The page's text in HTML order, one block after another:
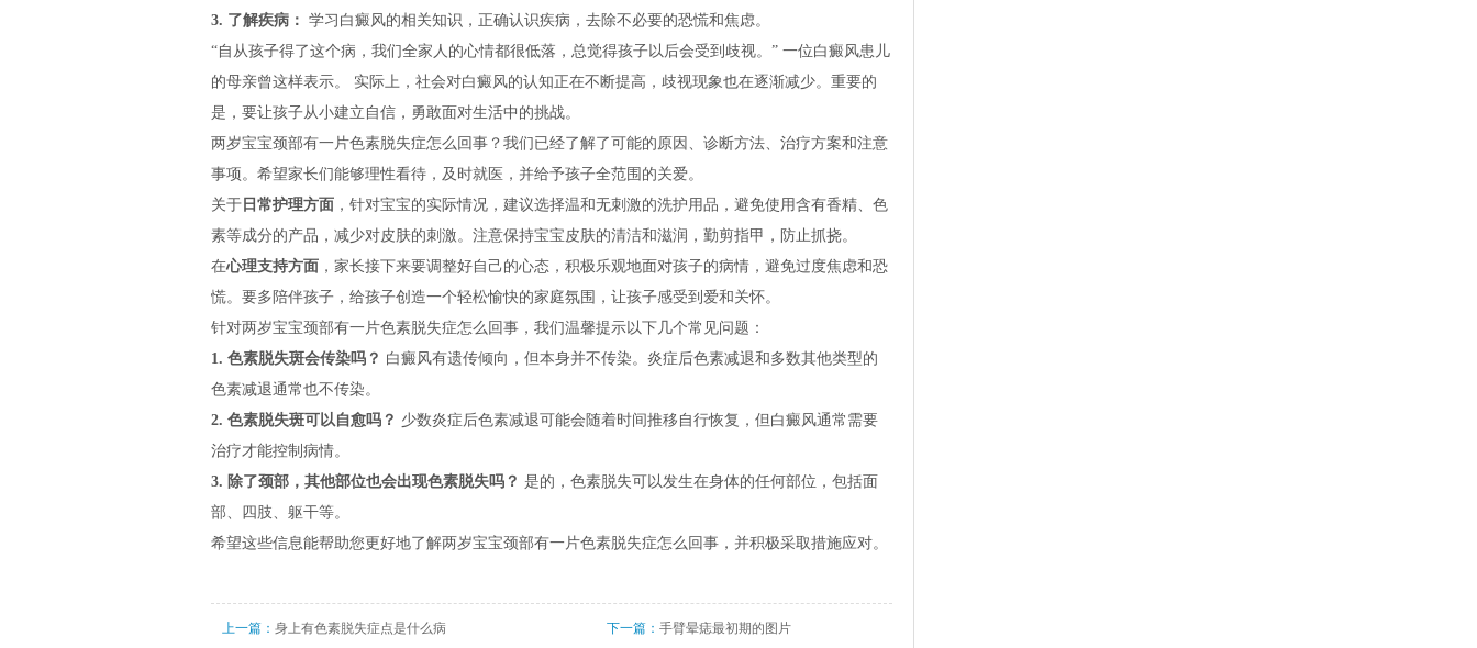
3. 了解疾病： 学习白癜风的相关知识，正确认识疾病，去除不必要的恐慌和焦虑。
“自从孩子得了这个病，我们全家人的心情都很低落，总觉得孩子以后会受到歧视。” 一位白癜风患儿
的母亲曾这样表示。 实际上，社会对白癜风的认知正在不断提高，歧视现象也在逐渐减少。重要的
是，要让孩子从小建立自信，勇敢面对生活中的挑战。
两岁宝宝颈部有一片色素脱失症怎么回事？我们已经了解了可能的原因、诊断方法、治疗方案和注意
事项。希望家长们能够理性看待，及时就医，并给予孩子全范围的关爱。
关于 日常护理方面 ，针对宝宝的实际情况，建议选择温和无刺激的洗护用品，避免使用含有香精、色
素等成分的产品，减少对皮肤的刺激。注意保持宝宝皮肤的清洁和滋润，勤剪指甲，防止抓挠。
在心理支持方面 ，家长接下来要调整好自己的心态，积极乐观地面对孩子的病情，避免过度焦虑和恐
慌。要多陪伴孩子，给孩子创造一个轻松愉快的家庭氛围，让孩子感受到爱和关怀。
针对两岁宝宝颈部有一片色素脱失症怎么回事，我们温馨提示以下几个常见问题：
1. 色素脱失斑会传染吗？ 白癜风有遗传倾向，但本身并不传染。炎症后色素减退和多数其他类型的
色素减退通常也不传染。
2. 色素脱失斑可以自愈吗？ 少数炎症后色素减退可能会随着时间推移自行恢复，但白癜风通常需要
治疗才能控制病情。
3. 除了颈部，其他部位也会出现色素脱失吗？ 是的，色素脱失可以发生在身体的任何部位，包括面
部、四肢、躯干等。
希望这些信息能帮助您更好地了解两岁宝宝颈部有一片色素脱失症怎么回事，并积极采取措施应对。
上一篇： 身上有色素脱失症点是什么病 下一篇： 手臂晕痣最初期的图片